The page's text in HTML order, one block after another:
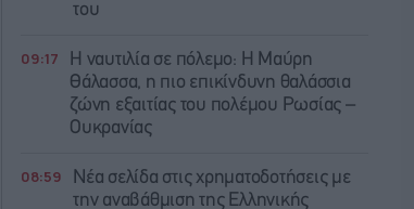
του
09:17
Η ναυτιλία σε πόλεμο: Η Μαύρη
Θάλασσα, η πιο επικίνδυνη θαλάσσια
ζώνη εξαιτίας του πολέμου Ρωσίας –
Ουκρανίας
08:59
Νέα σελίδα στις χρηματοδοτήσεις με
την αναβάθμιση της Ελληνικής